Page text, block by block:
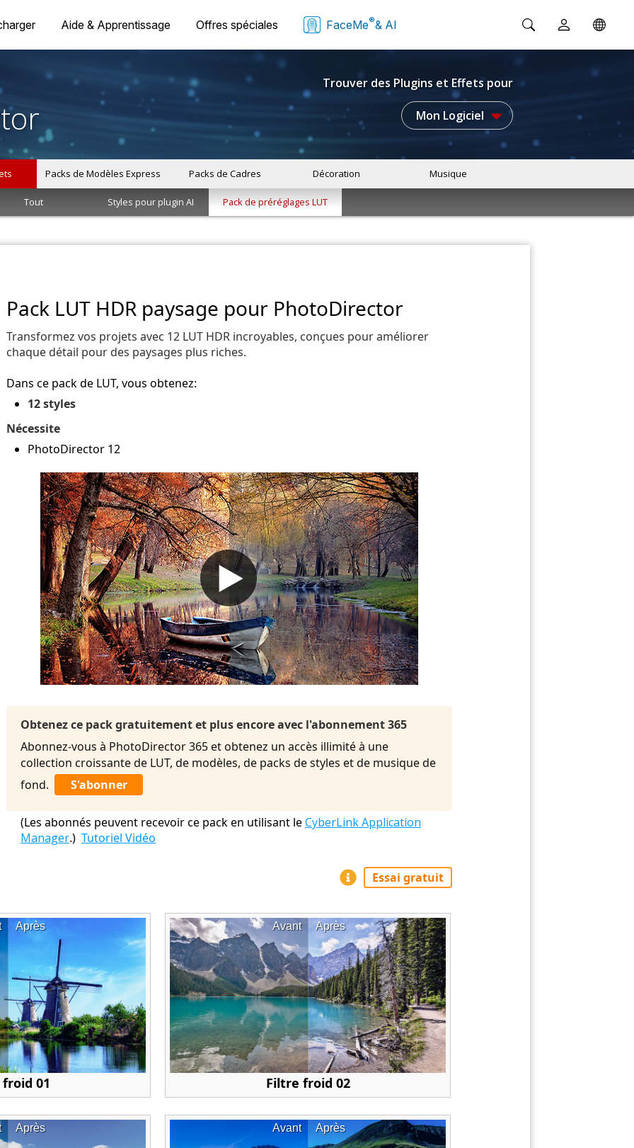
Aide & Apprentissage Offres spéciales FaceMe®& AI
Trouver des Plugins et Effets pour
Mon Logiciel
Packs de Modèles Express Packs de Cadres Décoration Musique
Tout Styles pour plugin AI Pack de préréglages LUT
Pack LUT HDR paysage pour PhotoDirector
Transformez vos projets avec 12 LUT HDR incroyables, conçues pour améliorer
chaque détail pour des paysages plus riches.
Dans ce pack de LUT, vous obtenez:
12 styles
Nécessite
PhotoDirector 12
Obtenez ce pack gratuitement et plus encore avec l'abonnement 365
Abonnez-vous à PhotoDirector 365 et obtenez un accès illimité à une
collection croissante de LUT, de modèles, de packs de styles et de musique de
fond.
S'abonner
(Les abonnés peuvent recevoir ce pack en utilisant leCyberLink Application
Manager.) Tutoriel Vidéo
Essai gratuit
Après
01
Après
Avant
Filtre froid 02
Après Après
Avant